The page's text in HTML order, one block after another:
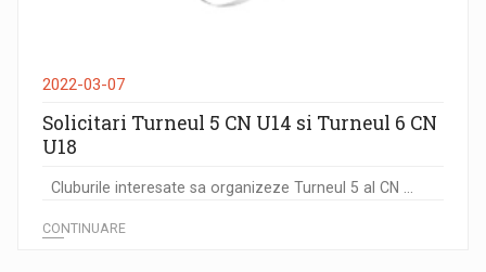
2022-03-07
Solicitari Turneul 5 CN U14 si Turneul 6 CN
U18
Cluburile interesate sa organizeze Turneul 5 al CN ...
CONTINUARE